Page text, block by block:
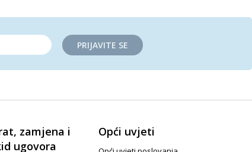
PRIJAVITE SE
zamjena i
ugovora
Opći uvjeti